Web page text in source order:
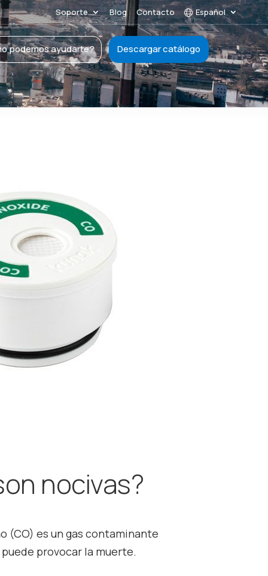
Soporte Blog Contacto Español
podemos ayudarte? Descargar catálogo
nocivas?
(CO) es un gas contaminante
provocar la muerte.